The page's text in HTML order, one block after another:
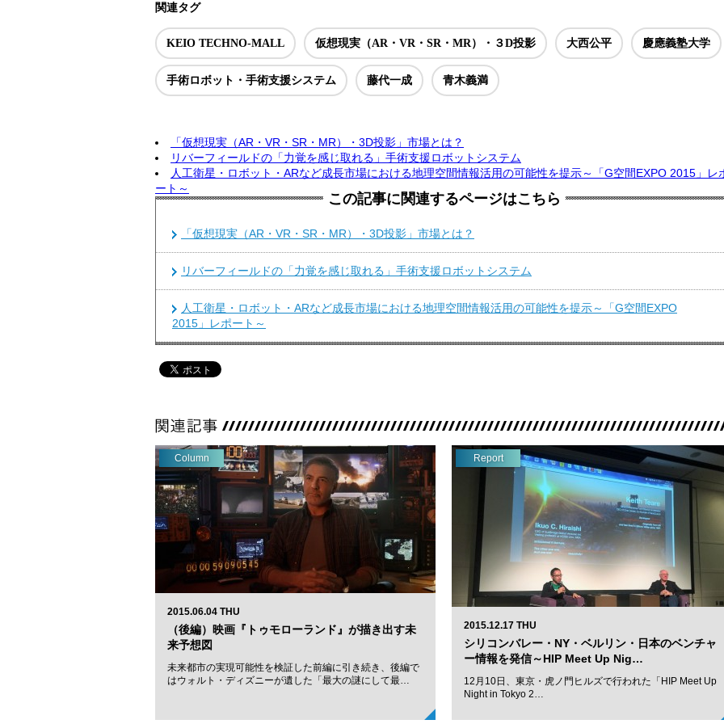
関連タグ
KEIO TECHNO-MALL 仮想現実（AR・VR・SR・MR）・３D投影 大西公平 慶應義塾大学
手術ロボット・手術支援システム 藤代一成 青木義満
「仮想現実（AR・VR・SR・MR）・3D投影」市場とは？
リバーフィールドの「力覚を感じ取れる」手術支援ロボットシステム
人工衛星・ロボット・ARなど成長市場における地理空間情報活用の可能性を提示～「G空間EXPO 2015」レ
ート～
この記事に関連するページはこちら
「仮想現実（AR・VR・SR・MR）・3D投影」市場とは？
リバーフィールドの「力覚を感じ取れる」手術支援ロボットシステム
人工衛星・ロボット・ARなど成長市場における地理空間情報活用の可能性を提示～「G空間EXPO
2015」レポート～
Column
2015.06.04 THU
（後編）映画『トゥモローランド』が描き出す未
来予想図
未来都市の実現可能性を検証した前編に引き続き、後編で
はウォルト・ディズニーが遺した「最大の謎にして最…
Report
2015.12.17 THU
シリコンバレー・NY・ベルリン・日本のベンチャ
ー情報を発信～HIP Meet Up Nig…
12月10日、東京・虎ノ門ヒルズで行われた「HIP Meet Up
Night in Tokyo 2…